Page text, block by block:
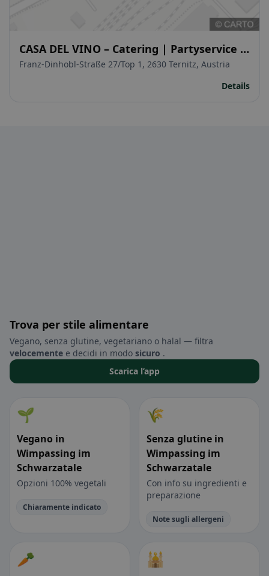
CASA DEL VINO – Catering | Partyservice |
Equipmentverleih
Franz-Dinhobl-Straße 27/Top 1, 2630 Ternitz, Austria
Details
Trova per stile alimentare
Vegano, senza glutine, vegetariano o halal — filtra
velocemente e decidi in modo sicuro .
Scarica l’app
🌱
Vegano in
Wimpassing im
Schwarzatale
Opzioni 100% vegetali
Chiaramente indicato
🌾
Senza glutine in
Wimpassing im
Schwarzatale
Con info su ingredienti e
preparazione
Note sugli allergeni
🥕 🕌